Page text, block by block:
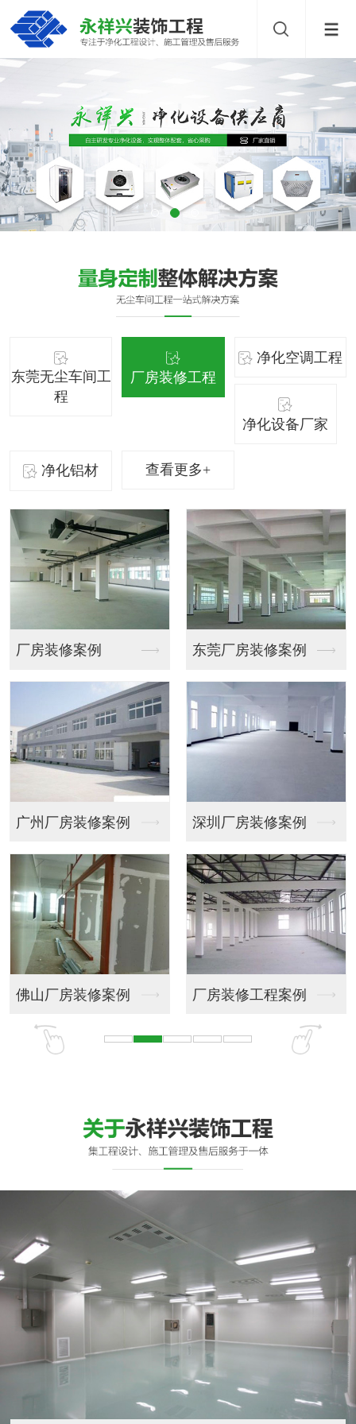
东莞无尘车间工
程
厂房装修工程
净化空调工程
净化设备厂家
净化铝材 查看更多+
东莞厂房装修案例
深圳厂房装修案例
厂房装修工程案例
会议厅装修设计效果图
会议室装饰
商务大厦大堂